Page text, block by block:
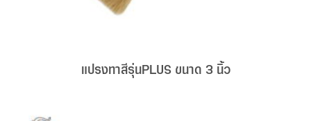
แปรงทาสีรุ่นPLUS ขนาด 3 นิ้ว